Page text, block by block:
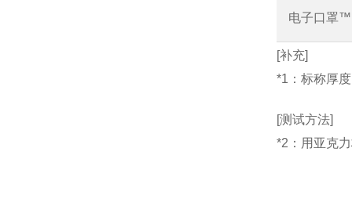
电子口罩
[补充]
*1：标称厚度
[测试方法]
*2：用亚克